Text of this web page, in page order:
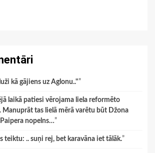
kā gājiens uz Aglonu.."”
laikā patiesi vērojama liela reformēto
tas lielā mērā varētu būt Džona
nopelns…”
teiktu: .. suņi rej, bet karavāna iet tālāk.”